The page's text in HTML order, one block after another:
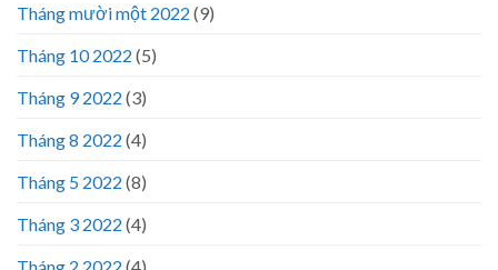
Tháng mười một 2022 (9)
Tháng 10 2022 (5)
Tháng 9 2022 (3)
Tháng 8 2022 (4)
Tháng 5 2022 (8)
Tháng 3 2022 (4)
Tháng 2 2022 (4)